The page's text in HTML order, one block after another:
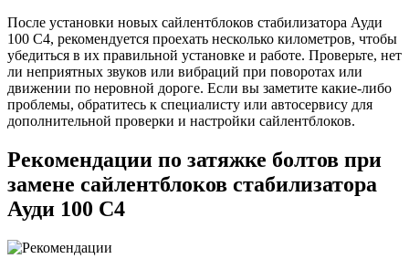
После установки новых сайлентблоков стабилизатора Ауди
100 С4, рекомендуется проехать несколько километров, чтобы
убедиться в их правильной установке и работе. Проверьте, нет
ли неприятных звуков или вибраций при поворотах или
движении по неровной дороге. Если вы заметите какие-либо
проблемы, обратитесь к специалисту или автосервису для
дополнительной проверки и настройки сайлентблоков.
Рекомендации по затяжке болтов при
замене сайлентблоков стабилизатора
Ауди 100 С4